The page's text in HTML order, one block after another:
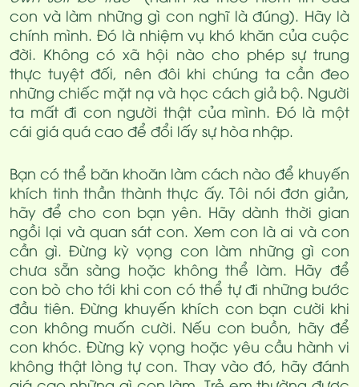
con và làm những gì con nghĩ là đúng). Hãy là
chính mình. Đó là nhiệm vụ khó khăn của cuộc
đời. Không có xã hội nào cho phép sự trung
thực tuyệt đối, nên đôi khi chúng ta cần đeo
những chiếc mặt nạ và học cách giả bộ. Người
ta mất đi con người thật của mình. Đó là một
cái giá quá cao để đổi lấy sự hòa nhập.
Bạn có thể băn khoăn làm cách nào để khuyến
khích tinh thần thành thực ấy. Tôi nói đơn giản,
hãy để cho con bạn yên. Hãy dành thời gian
ngồi lại và quan sát con. Xem con là ai và con
cần gì. Đừng kỳ vọng con làm những gì con
chưa sẵn sàng hoặc không thể làm. Hãy để
con bò cho tới khi con có thể tự đi những bước
đầu tiên. Đừng khuyến khích con bạn cười khi
con không muốn cười. Nếu con buồn, hãy để
con khóc. Đừng kỳ vọng hoặc yêu cầu hành vi
không thật lòng tự con. Thay vào đó, hãy đánh